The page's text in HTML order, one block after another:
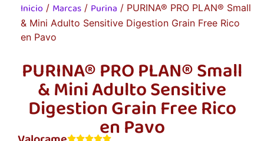
Inicio / Marcas / Purina / PURINA® PRO PLAN® Small
& Mini Adulto Sensitive Digestion Grain Free Rico
en Pavo
PURINA® PRO PLAN® Small
& Mini Adulto Sensitive
Digestion Grain Free Rico
en Pavo